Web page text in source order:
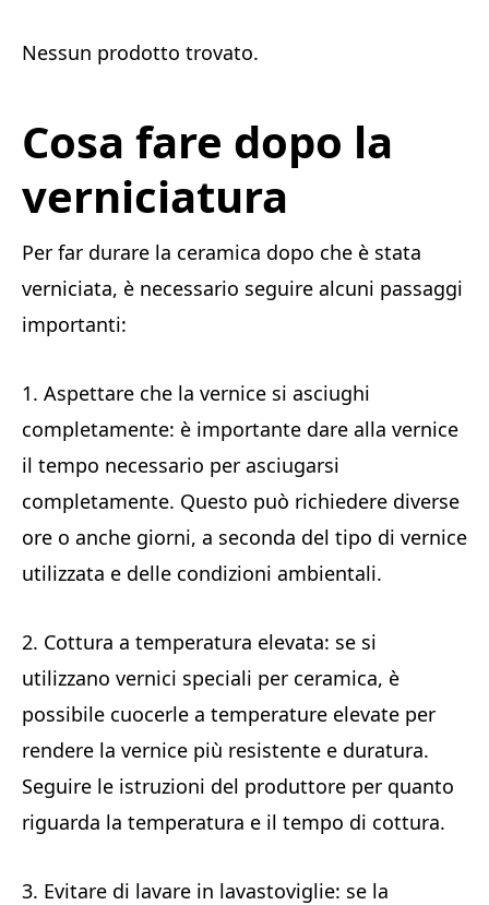
Nessun prodotto trovato.
Cosa fare dopo la
verniciatura
Per far durare la ceramica dopo che è stata
verniciata, è necessario seguire alcuni passaggi
importanti:
1. Aspettare che la vernice si asciughi
completamente: è importante dare alla vernice
il tempo necessario per asciugarsi
completamente. Questo può richiedere diverse
ore o anche giorni, a seconda del tipo di vernice
utilizzata e delle condizioni ambientali.
2. Cottura a temperatura elevata: se si
utilizzano vernici speciali per ceramica, è
possibile cuocerle a temperature elevate per
rendere la vernice più resistente e duratura.
Seguire le istruzioni del produttore per quanto
riguarda la temperatura e il tempo di cottura.
3. Evitare di lavare in lavastoviglie: se la